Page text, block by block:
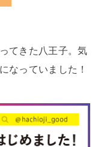
てきた八王子。気
なっていました！